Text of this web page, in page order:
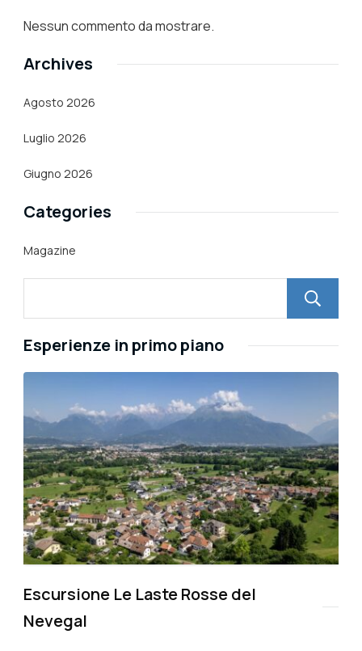
Nessun commento da mostrare.
Archives
Agosto 2026
Luglio 2026
Giugno 2026
Categories
Magazine
Esperienze in primo piano
Escursione Le Laste Rosse del
Nevegal